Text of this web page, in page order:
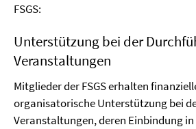
FSGS:
Unterstützung bei der
Veranstaltungen
Mitglieder der FSGS erhalten
organisatorische Unterstützung bei
Veranstaltungen, deren Einbindung in